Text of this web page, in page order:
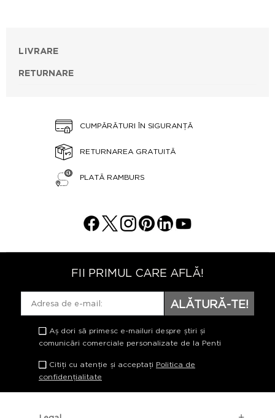
LIVRARE
RETURNARE
CUMPĂRĂTURI ÎN SIGURANȚĂ
RETURNAREA GRATUITĂ
PLATĂ RAMBURS
FII PRIMUL CARE AFLĂ!
ALĂTURĂ-TE!
Aș dori să primesc e-mailuri despre știri și
comunicări comerciale personalizate de la Penti
Citiți cu atenție și acceptați Politica de
confidențialitate